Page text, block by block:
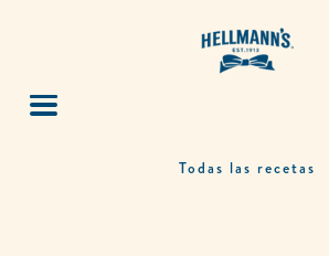
Todas las recetas